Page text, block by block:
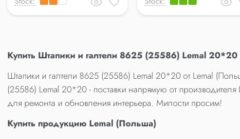
Купить Штапики и галтели 8625 (25586) Lemal
Штапики и галтели 8625 (25586) Lemal 20*20 от Lemal
(25586) Lemal 20*20 - поставки напрямую от
для ремонта и обновления интерьера. Милости просим!
Купить продукцию Lemal (Польша)